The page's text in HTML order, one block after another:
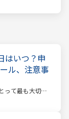
はいつ？申
ル、注意事
って最も大切な
始めているな